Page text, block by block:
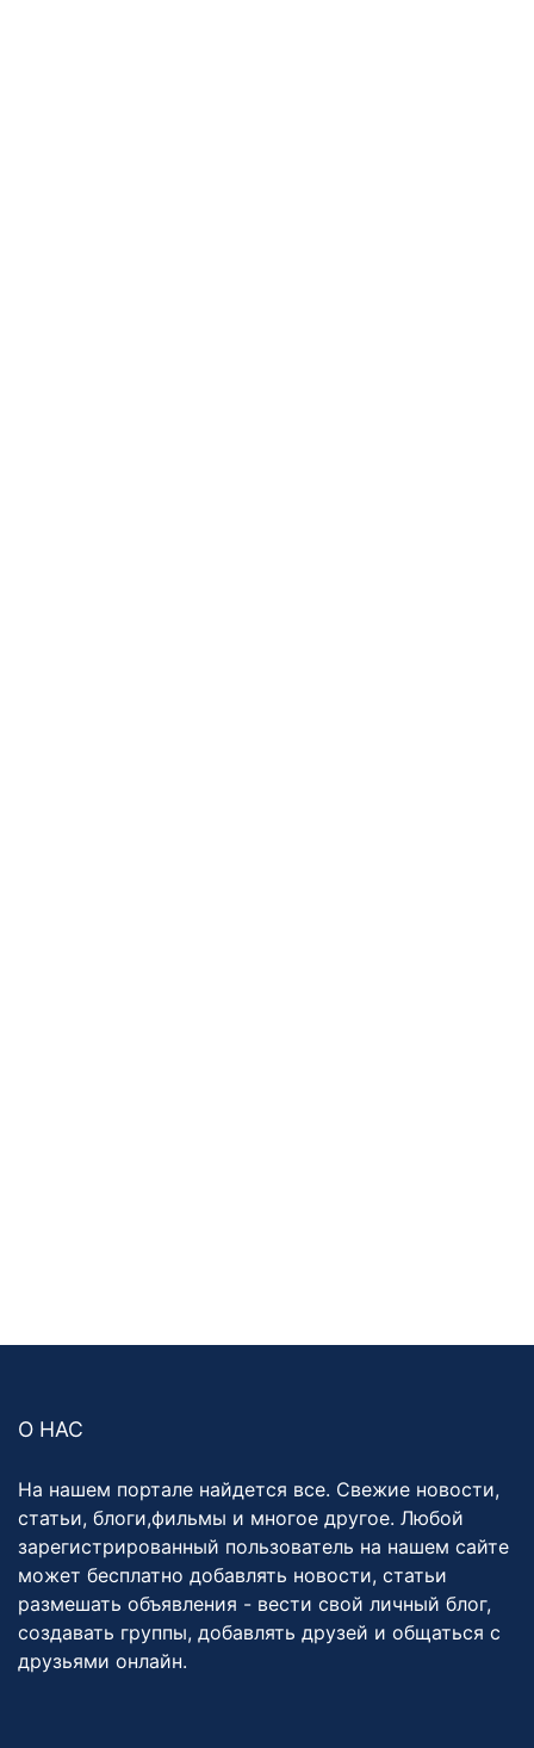
О НАС
На нашем портале найдется все. Свежие новости,
статьи, блоги,фильмы и многое другое. Любой
зарегистрированный пользователь на нашем сайте
может бесплатно добавлять новости, статьи
размешать объявления - вести свой личный блог,
создавать группы, добавлять друзей и общаться с
друзьями онлайн.